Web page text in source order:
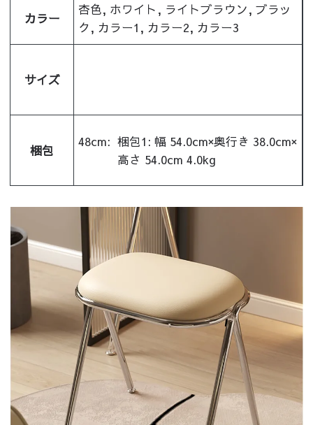
カラー
杏色, ホワイト, ライトブラウン, ブラッ
ク, カラー1, カラー2, カラー3
サイズ
梱包
48cm: 梱包1: 幅 54.0cm×奥行き 38.0cm×
高さ 54.0cm 4.0kg